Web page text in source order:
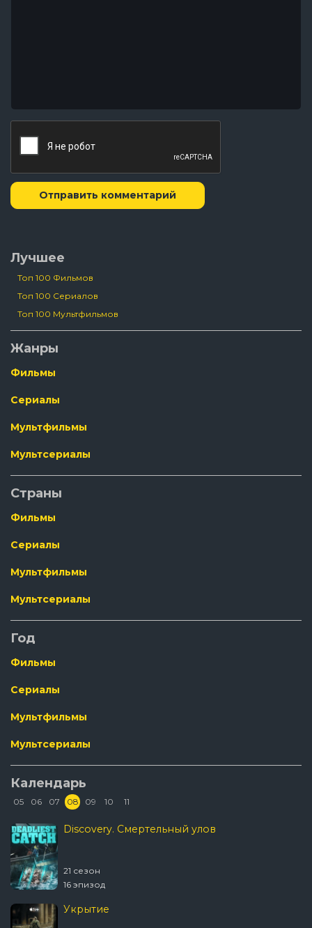
Отправить комментарий
Лучшее
Топ 100 Фильмов
Топ 100 Сериалов
Топ 100 Мультфильмов
Жанры
Фильмы
Сериалы
Мультфильмы
Мультсериалы
Страны
Фильмы
Сериалы
Мультфильмы
Мультсериалы
Год
Фильмы
Сериалы
Мультфильмы
Мультсериалы
Календарь
05 06 07 08 09 10 11
Discovery. Смертельный улов
21 сезон
16 эпизод
Укрытие